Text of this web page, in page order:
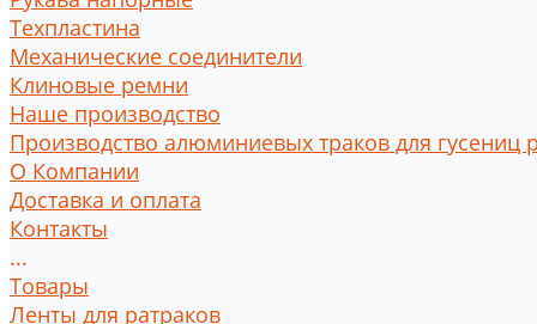
Техпластина
Механические соединители
Клиновые ремни
Наше производство
Производство алюминиевых траков для гусениц
О Компании
Доставка и оплата
Контакты
...
Товары
Ленты для ратраков